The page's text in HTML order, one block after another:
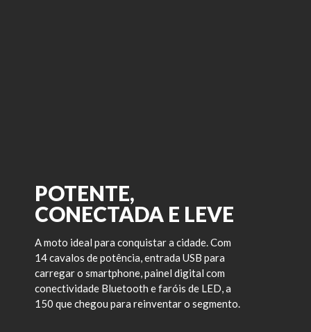
POTENTE,
CONECTADA E LEVE
A moto ideal para conquistar a cidade. Com
14 cavalos de potência, entrada USB para
carregar o smartphone, painel digital com
conectividade Bluetooth e faróis de LED, a
150 que chegou para reinventar o segmento.